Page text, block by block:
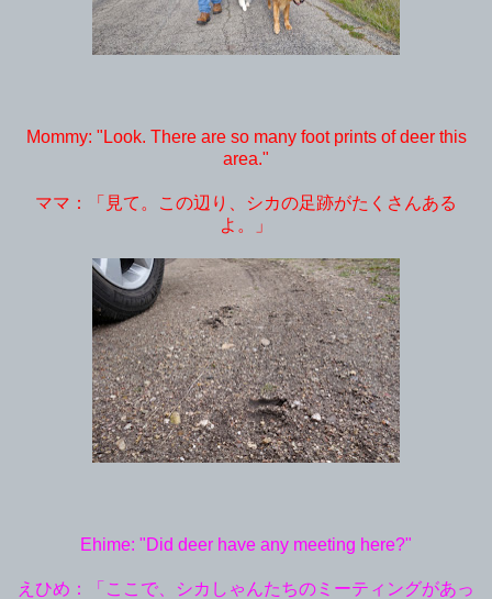
Mommy: "Look. There are so many foot prints of deer this
area."
ママ：「見て。この辺り、シカの足跡がたくさんある
よ。」
Ehime: "Did deer have any meeting here?"
えひめ：「ここで、シカしゃんたちのミーティングがあっ